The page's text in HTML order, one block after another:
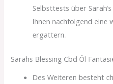
Selbsttests über
Ihnen nachfolgend eine
ergattern.
Sarahs Blessing Cbd Öl
Des Weiteren besteht